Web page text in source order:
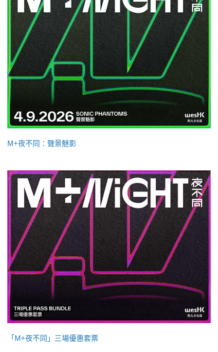
M+夜不同：聲景魅影
「M+夜不同」三場優惠套票